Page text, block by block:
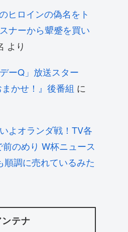
ヒロインの偽名をト
ナーから顰蹙を買い
より
ーQ」放送スター
かせ！』後番組 に
よオランダ戦！TV各
のめり W杯ニュース
順調に売れているみた
テナ